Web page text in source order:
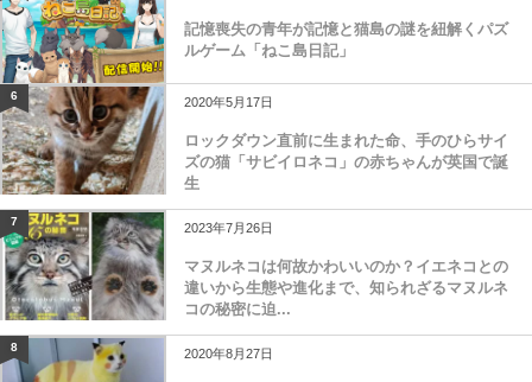
記憶喪失の青年が記憶と猫島の謎を紐解くパズ
ルゲーム「ねこ島日記」
6 2020年5月17日
ロックダウン直前に生まれた命、手のひらサイ
ズの猫「サビイロネコ」の赤ちゃんが英国で誕
生
7 2023年7月26日
マヌルネコは何故かわいいのか？イエネコとの
違いから生態や進化まで、知られざるマヌルネ
コの秘密に迫...
8 2020年8月27日